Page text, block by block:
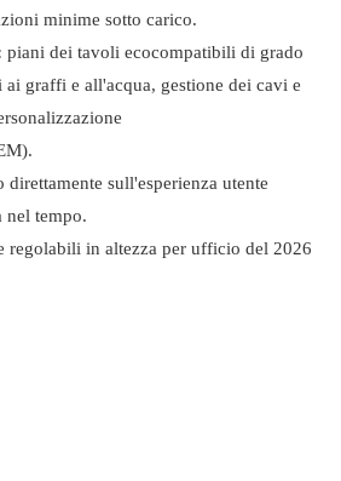
minime sotto carico.
piani dei tavoli ecocompatibili di grado
graffi e all'acqua, gestione dei cavi e
sull'esperienza utente
nel tempo.